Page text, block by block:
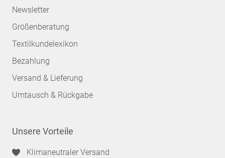
Newsletter
Größenberatung
Textilkundelexikon
Bezahlung
Versand & Lieferung
Umtausch & Rückgabe
Unsere Vorteile
Klimaneutraler Versand